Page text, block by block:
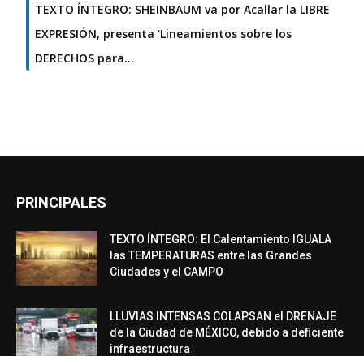
TEXTO ÍNTEGRO: SHEINBAUM va por Acallar la LIBRE
EXPRESIÓN, presenta ‘Lineamientos sobre los
DERECHOS para…
PRINCIPALES
TEXTO ÍNTEGRO: El Calentamiento IGUALA
las TEMPERATURAS entre las Grandes
Ciudades y el CAMPO
LLUVIAS INTENSAS COLAPSAN el DRENAJE
de la Ciudad de MÉXICO, debido a deficiente
infraestructura